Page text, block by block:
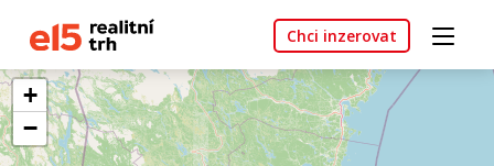
Chci inzerovat
+
−